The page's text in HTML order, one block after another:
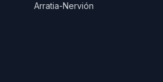
Arratia-Nervión